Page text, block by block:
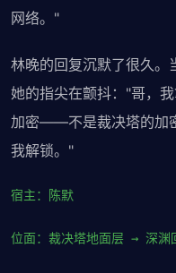
网络。"
林晚的回复沉默了很久。
她的指尖在颤抖："哥，
加密——不是裁决塔的加
我解锁。"
宿主：陈默
位面：裁决塔地面层 → 深渊